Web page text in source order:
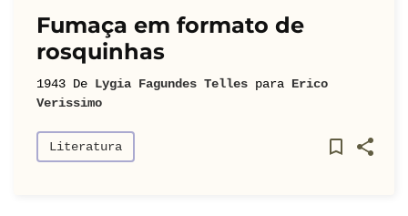
Fumaça em formato de
rosquinhas
1943 De Lygia Fagundes Telles para Erico
Verissimo
Literatura